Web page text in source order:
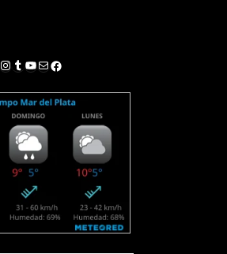
Instagram
Tumblr
YouTube
Correo electrónico
Facebook